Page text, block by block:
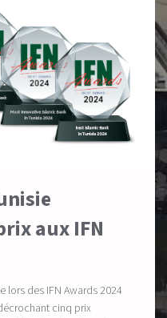
aux IFN
lors des IFN Awards 2024
cinq prix